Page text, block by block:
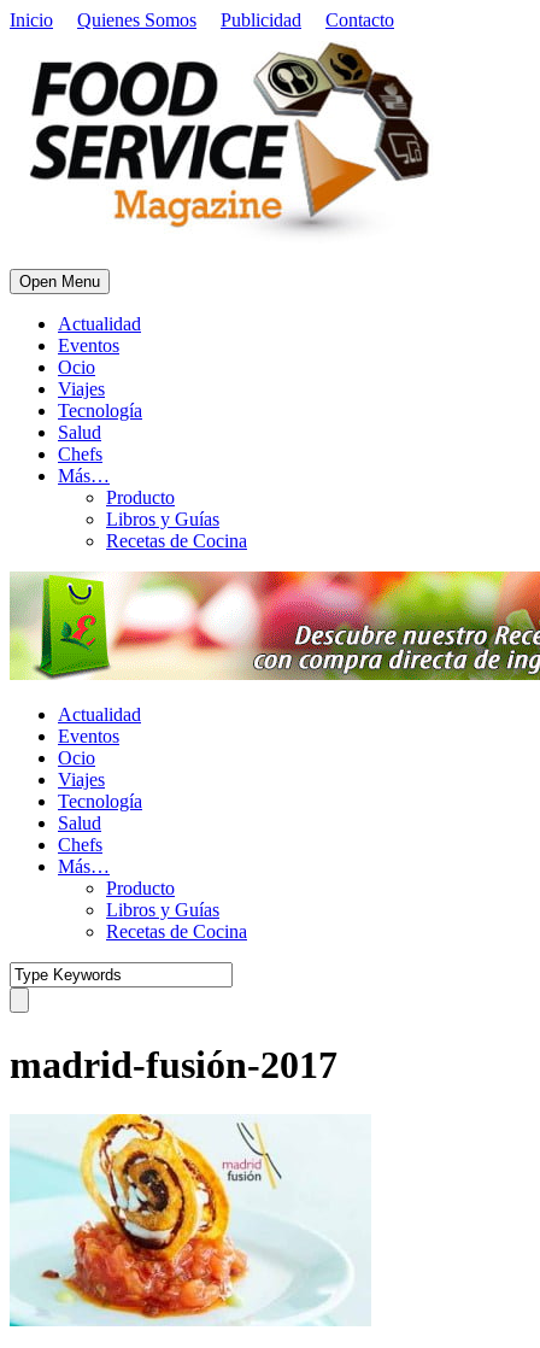
Inicio Quienes Somos Publicidad Contacto
Open Menu
Actualidad
Eventos
Ocio
Viajes
Tecnología
Salud
Chefs
Más…
Producto
Libros y Guías
Recetas de Cocina
Actualidad
Eventos
Ocio
Viajes
Tecnología
Salud
Chefs
Más…
Producto
Libros y Guías
Recetas de Cocina
madrid-fusión-2017